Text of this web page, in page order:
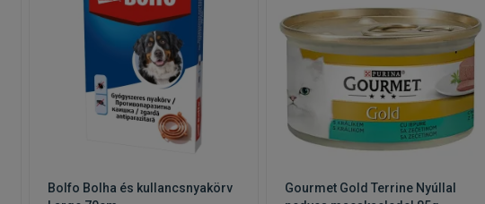
Bolfo Bolha és kullancsnyakörv
Gourmet Gold Terrine Nyúllal